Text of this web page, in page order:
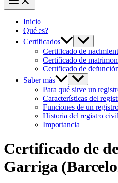
Inicio
Qué es?
Certificados
Certificado de
Certificado de
Certificado de defunción
Saber más
Para qué sirve un
Características del
Funciones de un
Historia del registro civil
Importancia
Certificado de
Garriga